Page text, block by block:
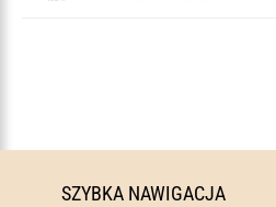
SZYBKA NAWIGACJA